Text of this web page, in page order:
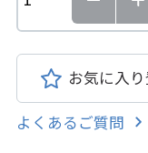
お気に入
よくあるご質問